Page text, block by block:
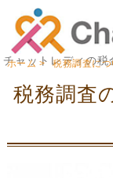
チャットレディの
ホーム 税務調査に
税務調査